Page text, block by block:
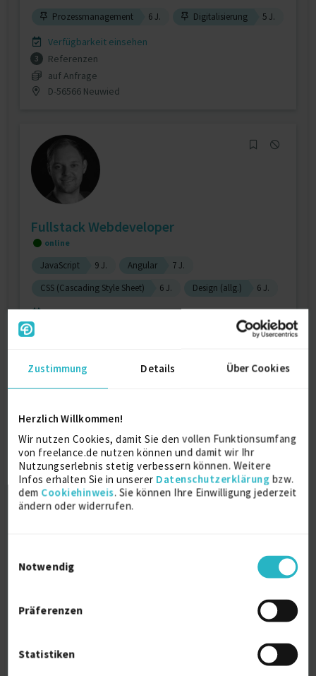
Zustimmung Details Über Cookies
Herzlich Willkommen!
Wir nutzen Cookies, damit Sie den vollen Funktionsumfang
von freelance.de nutzen können und damit wir Ihr
Nutzungserlebnis stetig verbessern können. Weitere
Infos erhalten Sie in unserer Datenschutzerklärung bzw.
dem Cookiehinweis. Sie können Ihre Einwilligung jederzeit
ändern oder widerrufen.
Notwendig
Präferenzen
Statistiken
Prozessmanagement 6 J. Digitalisierung 5 J.
Verfügbarkeit einsehen
3
Referenzen
auf Anfrage
D-56566 Neuwied
Fullstack Webdeveloper
online
JavaScript 9 J. Angular
7 J.
CSS (Cascading Style Sheet)
6 J. Design (allg.) 6 J.
Verfügbarkeit einsehen
D-86316 Friedberg, Bayern
IT-Consulting OSCP/OSCE (Middleware,
Build- Con...
Verfügbarkeit einsehen
auf Anfrage